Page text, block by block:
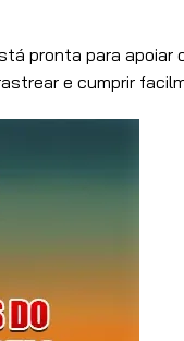
pronta para apoiar
e cumprir